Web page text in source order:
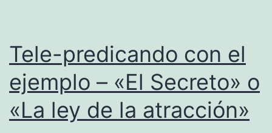
Tele-predicando con el
ejemplo – «El Secreto» o
«La ley de la atracción»